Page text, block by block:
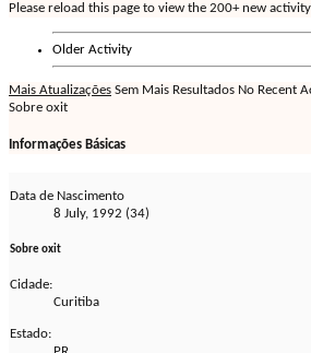
Please reload this page to view the 200+ new
Older Activity
Mais Atualizações Sem Mais Resultados No Recent
Sobre oxit
Informações Básicas
Data de Nascimento
8 July, 1992 (34)
Sobre oxit
Cidade:
Curitiba
Estado: